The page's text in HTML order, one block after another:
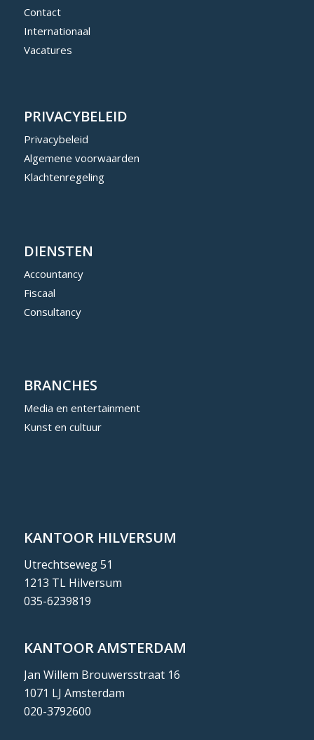
Contact
Internationaal
Vacatures
PRIVACYBELEID
Privacybeleid
Algemene voorwaarden
Klachtenregeling
DIENSTEN
Accountancy
Fiscaal
Consultancy
BRANCHES
Media en entertainment
Kunst en cultuur
KANTOOR HILVERSUM
Utrechtseweg 51
1213 TL Hilversum
035-6239819
KANTOOR AMSTERDAM
Jan Willem Brouwersstraat 16
1071 LJ Amsterdam
020-3792600